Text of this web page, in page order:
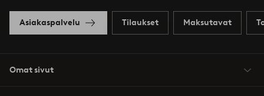
Asiakaspalvelu Tilaukset Maksutavat
Omat sivut